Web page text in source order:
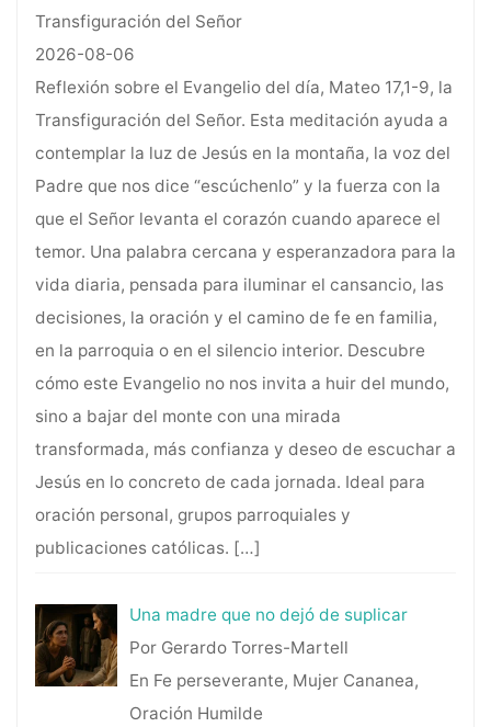
Transfiguración del Señor
2026-08-06
Reflexión sobre el Evangelio del día, Mateo 17,1-9, la
Transfiguración del Señor. Esta meditación ayuda a
contemplar la luz de Jesús en la montaña, la voz del
Padre que nos dice “escúchenlo” y la fuerza con la
que el Señor levanta el corazón cuando aparece el
temor. Una palabra cercana y esperanzadora para la
vida diaria, pensada para iluminar el cansancio, las
decisiones, la oración y el camino de fe en familia,
en la parroquia o en el silencio interior. Descubre
cómo este Evangelio no nos invita a huir del mundo,
sino a bajar del monte con una mirada
transformada, más confianza y deseo de escuchar a
Jesús en lo concreto de cada jornada. Ideal para
oración personal, grupos parroquiales y
publicaciones católicas. […]
Una madre que no dejó de suplicar
Por Gerardo Torres-Martell
En Fe perseverante, Mujer Cananea,
Oración Humilde